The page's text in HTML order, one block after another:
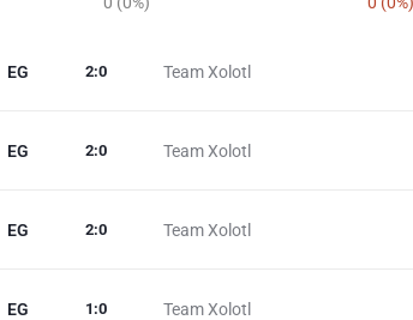
EG Team Xolotl
2:0
EG Team Xolotl
2:0
EG Team Xolotl
2:0
EG Team Xolotl
1 :0